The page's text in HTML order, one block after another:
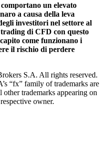
un elevato
a causa della leva
investitori nel settore al
di CFD con questo
come funzionano i
il rischio di perdere
S.A. All rights reserved.
“fx” family of trademarks are
trademarks appearing on
owner.